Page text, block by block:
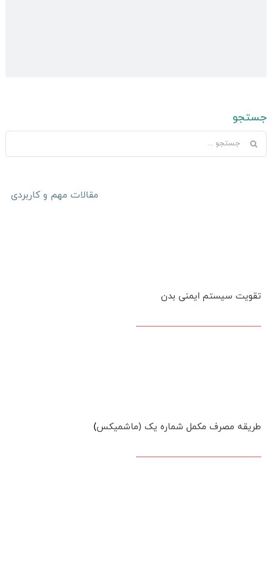
جستجو
جستجو
برای:
مقالات مهم و کاربردی
تقویت سیستم ایمنی بدن
طریقه مصرف مکمل شماره یک (ماشمیکس)